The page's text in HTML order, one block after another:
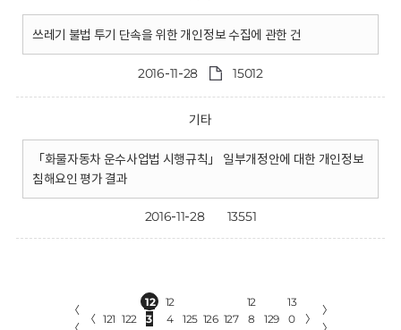
쓰레기 불법 투기 단속을 위한 개인정보 수집에 관한 건
2016-11-28 15012
기타
「화물자동차 운수사업법 시행규칙」 일부개정안에 대한 개인정보
침해요인 평가 결과
2016-11-28 13551
〈
〈 121 122
12
3
12
4
125 126 127
12
8
129
13
0
〉
〉